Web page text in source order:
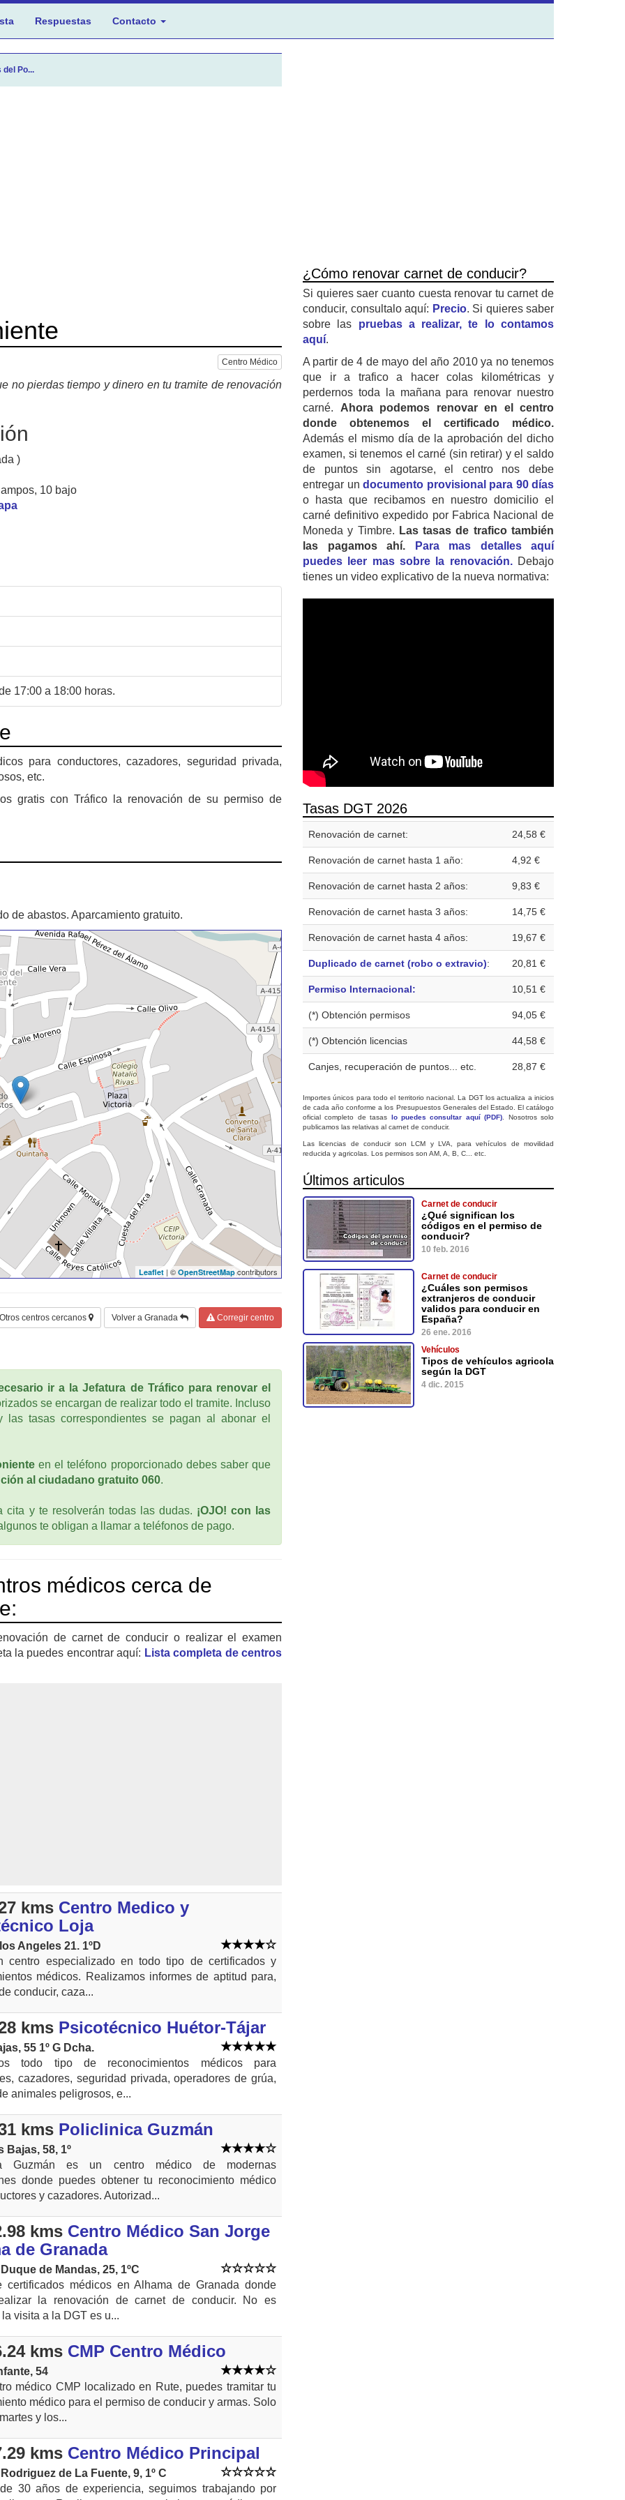
Respuestas Contacto
Po...
Centro Médico
no pierdas tiempo y dinero en tu tramite de renovación
)
10 bajo
17:00 a 18:00 horas.
para conductores, cazadores, seguridad privada,
etc.
gratis con Tráfico la renovación de su permiso de
de abastos. Aparcamiento gratuito.
Leaflet | © OpenStreetMapcontributors
Otros centros cercanos Volver a Granada Corregir centro
ir a la Jefatura de Tráfico para renovar el
se encargan de realizar todo el tramite. Incluso
tasas correspondientes se pagan al abonar el
en el teléfono proporcionado debes saber que
al ciudadano gratuito 060.
cita y te resolverán todas las dudas. ¡OJO! con las
te obligan a llamar a teléfonos de pago.
médicos cerca de
de carnet de conducir o realizar el examen
la puedes encontrar aquí: Lista completa de centros
kms Centro Medico y
Loja
Angeles 21. 1ºD
centro especializado en todo tipo de certificados y
médicos. Realizamos informes de aptitud para,
conducir, caza...
kms Psicotécnico Huétor-Tájar
55 1º G Dcha.
todo tipo de reconocimientos médicos para
cazadores, seguridad privada, operadores de grúa,
animales peligrosos, e...
kms Policlinica Guzmán
Bajas, 58, 1º
Guzmán es un centro médico de modernas
donde puedes obtener tu reconocimiento médico
y cazadores. Autorizad...
kms Centro Médico San Jorge
de Granada
de Mandas, 25, 1ºC
certificados médicos en Alhama de Granada donde
la renovación de carnet de conducir. No es
visita a la DGT es u...
kms CMP Centro Médico
54
médico CMP localizado en Rute, puedes tramitar tu
médico para el permiso de conducir y armas. Solo
y los...
kms Centro Médico Principal
de La Fuente, 9, 1º C
30 años de experiencia, seguimos trabajando por
¿Cómo renovar carnet de conducir?
Si quieres saer cuanto cuesta renovar tu carnet de
conducir, consultalo aquí: Precio. Si quieres saber
sobre las pruebas a realizar, te lo contamos
aquí.
A partir de 4 de mayo del año 2010 ya no tenemos
que ir a trafico a hacer colas kilométricas y
perdernos toda la mañana para renovar nuestro
carné. Ahora podemos renovar en el centro
donde obtenemos el certificado médico.
Además el mismo día de la aprobación del dicho
examen, si tenemos el carné (sin retirar) y el saldo
de puntos sin agotarse, el centro nos debe
entregar un documento provisional para 90 días
o hasta que recibamos en nuestro domicilio el
carné definitivo expedido por Fabrica Nacional de
Moneda y Timbre. Las tasas de trafico también
las pagamos ahí.
Para mas detalles aquí
puedes leer mas sobre la renovación.Debajo
tienes un video explicativo de la nueva normativa:
Tasas DGT 2026
Renovación de carnet: 24,58 €
Renovación de carnet hasta 1 año: 4,92 €
Renovación de carnet hasta 2 años: 9,83 €
Renovación de carnet hasta 3 años: 14,75 €
Renovación de carnet hasta 4 años: 19,67 €
Duplicado de carnet (robo o extravio): 20,81 €
Permiso Internacional: 10,51 €
(*) Obtención permisos 94,05 €
(*) Obtención licencias 44,58 €
Canjes, recuperación de puntos... etc. 28,87 €
Importes únicos para todo el territorio nacional. La DGT los actualiza a inicios
de cada año conforme a los Presupuestos Generales del Estado. El catálogo
oficial completo de tasas lo puedes consultar aquí (PDF) . Nosotros solo
publicamos las relativas al carnet de conducir.
Las licencias de conducir son LCM y LVA, para vehículos de movilidad
reducida y agricolas. Los permisos son AM, A, B, C... etc.
Últimos articulos
Carnet de conducir
¿Qué significan los
códigos en el permiso de
conducir?
10 feb. 2016
Carnet de conducir
¿Cuáles son permisos
extranjeros de conducir
validos para conducir en
España?
26 ene. 2016
Vehículos
Tipos de vehículos agricola
según la DGT
4 dic. 2015